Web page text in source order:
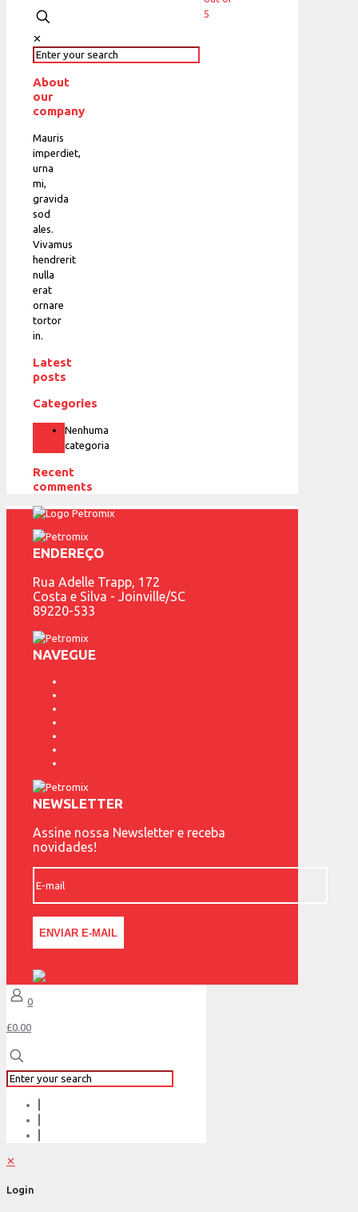
5
✕
About
our
company
Mauris
imperdiet,
urna
mi,
gravida
sod
ales.
Vivamus
hendrerit
nulla
erat
ornare
tortor
in.
Latest
posts
Categories
Nenhuma
categoria
Recent
comments
ENDEREÇO
Rua Adelle Trapp, 172
Costa e Silva - Joinville/SC
89220-533
NAVEGUE
NEWSLETTER
Assine nossa Newsletter e receba
novidades!
0
£0.00
✕
Login